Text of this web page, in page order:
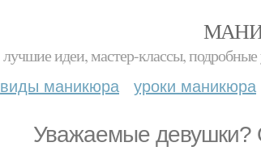
лучшие идеи, мастер-классы,
виды маникюра уроки маникюра
Уважаемые девушки?